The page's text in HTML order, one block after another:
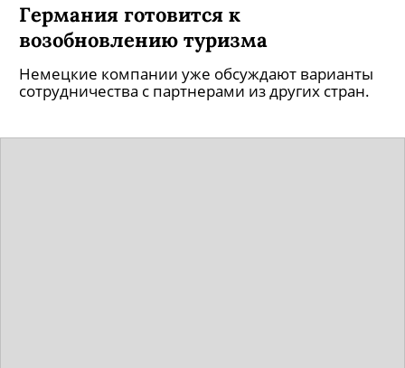
Германия готовится к
возобновлению туризма
Немецкие компании уже обсуждают варианты
сотрудничества с партнерами из других стран.